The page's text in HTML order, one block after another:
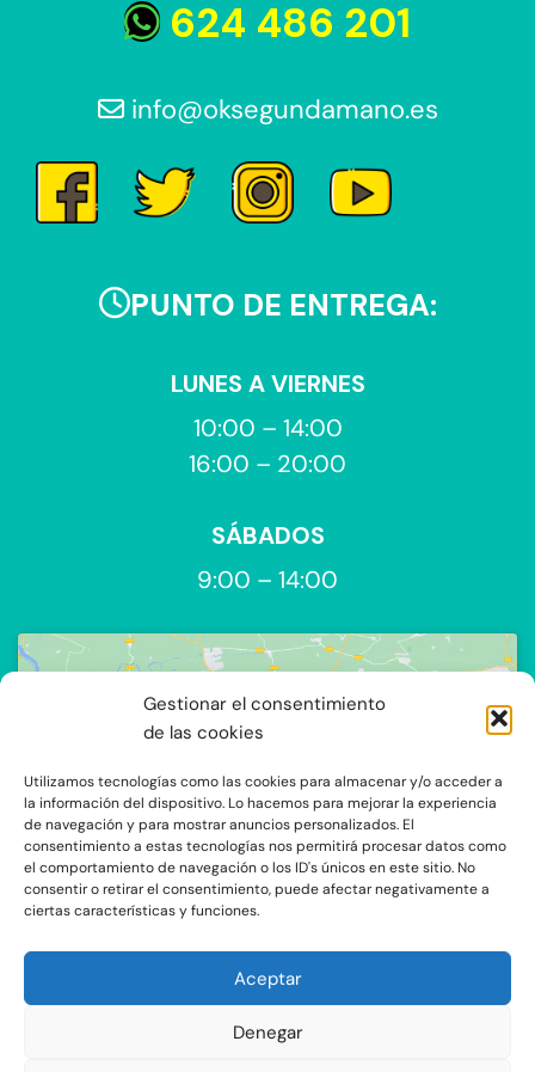
Gestionar el consentimiento
de las cookies
Utilizamos tecnologías como las cookies para almacenar y/o acceder a
la información del dispositivo. Lo hacemos para mejorar la experiencia
de navegación y para mostrar anuncios personalizados. El
consentimiento a estas tecnologías nos permitirá procesar datos como
el comportamiento de navegación o los ID's únicos en este sitio. No
consentir o retirar el consentimiento, puede afectar negativamente a
ciertas características y funciones.
Aceptar
Denegar
624 486 201
info@oksegundamano.es
PUNTO DE ENTREGA:
LUNES A VIERNES
10:00 – 14:00
16:00 – 20:00
SÁBADOS
9:00 – 14:00
Haz clic para aceptar cookies de
marketing y permitir este contenido
C/Ocaña 205, local 3 y 4 C.P: 28047 - Madrid